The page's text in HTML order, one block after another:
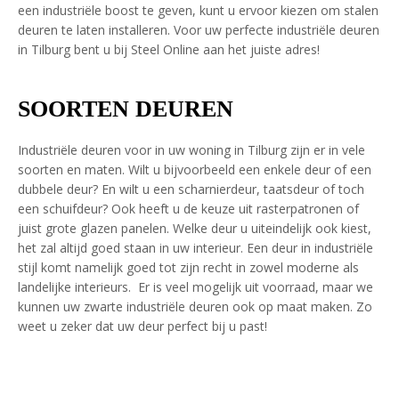
een industriële boost te geven, kunt u ervoor kiezen om stalen
deuren te laten installeren. Voor uw perfecte industriële deuren
in Tilburg bent u bij Steel Online aan het juiste adres!
SOORTEN DEUREN
Industriële deuren voor in uw woning in Tilburg zijn er in vele
soorten en maten. Wilt u bijvoorbeeld een enkele deur of een
dubbele deur? En wilt u een scharnierdeur, taatsdeur of toch
een schuifdeur? Ook heeft u de keuze uit rasterpatronen of
juist grote glazen panelen. Welke deur u uiteindelijk ook kiest,
het zal altijd goed staan in uw interieur. Een deur in industriële
stijl komt namelijk goed tot zijn recht in zowel moderne als
landelijke interieurs. Er is veel mogelijk uit voorraad, maar we
kunnen uw zwarte industriële deuren ook op maat maken. Zo
weet u zeker dat uw deur perfect bij u past!